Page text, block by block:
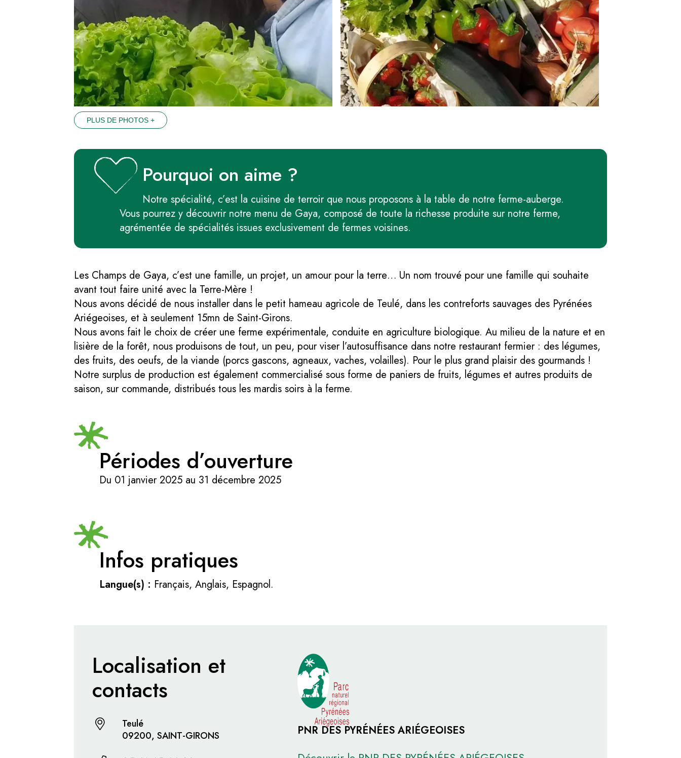
PLUS DE PHOTOS +
Pourquoi on aime ?
Notre spécialité, c’est la cuisine de terroir que nous proposons à la table de notre ferme-auberge.
Vous pourrez y découvrir notre menu de Gaya, composé de toute la richesse produite sur notre ferme,
agrémentée de spécialités issues exclusivement de fermes voisines.
Les Champs de Gaya, c’est une famille, un projet, un amour pour la terre… Un nom trouvé pour une famille qui souhaite
avant tout faire unité avec la Terre-Mère !
Nous avons décidé de nous installer dans le petit hameau agricole de Teulé, dans les contreforts sauvages des Pyrénées
Ariégeoises, et à seulement 15mn de Saint-Girons.
Nous avons fait le choix de créer une ferme expérimentale, conduite en agriculture biologique. Au milieu de la nature et en
lisière de la forêt, nous produisons de tout, un peu, pour viser l’autosuffisance dans notre restaurant fermier : des légumes,
des fruits, des oeufs, de la viande (porcs gascons, agneaux, vaches, volailles). Pour le plus grand plaisir des gourmands !
Notre surplus de production est également commercialisé sous forme de paniers de fruits, légumes et autres produits de
saison, sur commande, distribués tous les mardis soirs à la ferme.
Périodes d’ouverture
Du 01 janvier 2025 au 31 décembre 2025
Infos pratiques
Langue(s) : Français, Anglais, Espagnol.
Localisation et
contacts
Teulé
09200, SAINT-GIRONS
PNR DES PYRÉNÉES ARIÉGEOISES